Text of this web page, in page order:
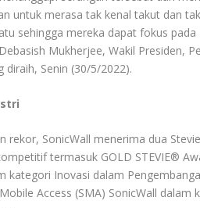
untuk merasa tak kenal takut dan
sehingga mereka dapat fokus pada
Mukherjee, Wakil Presiden,
diraih, Senin (30/5/2022).
rekor, SonicWall menerima dua
termasuk GOLD STEVIE®
kategori Inovasi dalam
Access (SMA) SonicWall dalam